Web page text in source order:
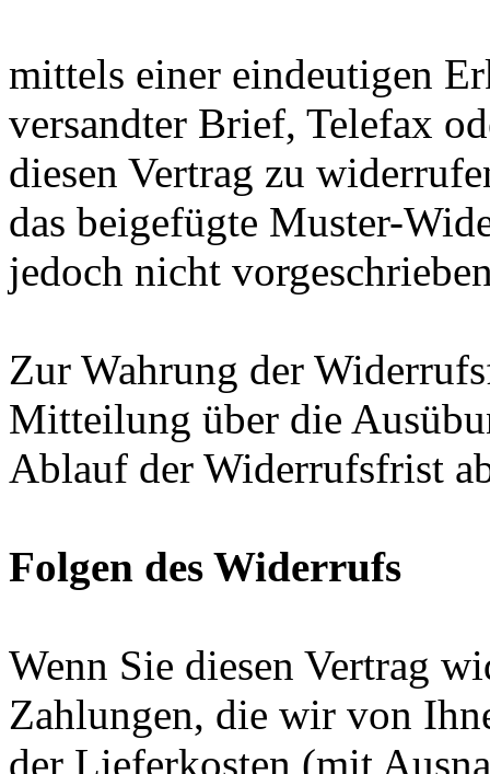
mittels einer eindeutigen
versandter Brief, Telefax
diesen Vertrag zu
das beigefügte Muster-
jedoch nicht
Zur Wahrung der
Mitteilung über die
Ablauf der Widerrufsfrist
Folgen des Widerrufs
Wenn Sie diesen Vertrag
Zahlungen, die wir von
der Lieferkosten (mit